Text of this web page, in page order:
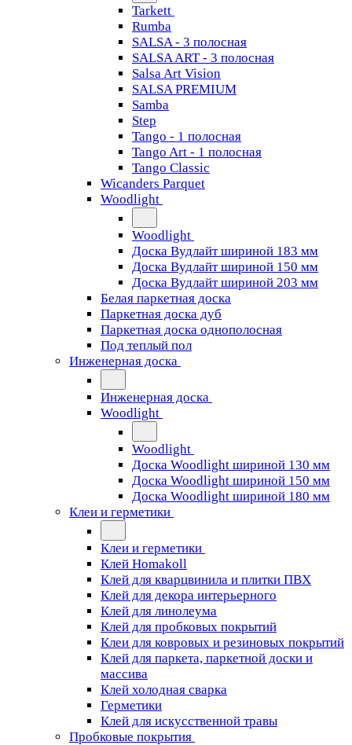
Tarkett
Rumba
SALSA - 3 полосная
SALSA ART - 3 полосная
Salsa Art Vision
SALSA PREMIUM
Samba
Step
Tango - 1 полосная
Tango Art - 1 полосная
Tango Classiс
Wicanders Parquet
Woodlight
Woodlight
Доска Вудлайт шириной 183 мм
Доска Вудлайт шириной 150 мм
Доска Вудлайт шириной 203 мм
Белая паркетная доска
Паркетная доска дуб
Паркетная доска однополосная
Под теплый пол
Инженерная доска
Инженерная доска
Woodlight
Woodlight
Доска Woodlight шириной 130 мм
Доска Woodlight шириной 150 мм
Доска Woodlight шириной 180 мм
Клеи и герметики
Клеи и герметики
Клей Homakoll
Клей для кварцвинила и плитки ПВХ
Клей для декора интерьерного
Клей для линолеума
Клей для пробковых покрытий
Клеи для ковровых и резиновых покрытий
Клей для паркета, паркетной доски и
массива
Клей холодная сварка
Герметики
Клей для искусственной травы
Пробковые покрытия